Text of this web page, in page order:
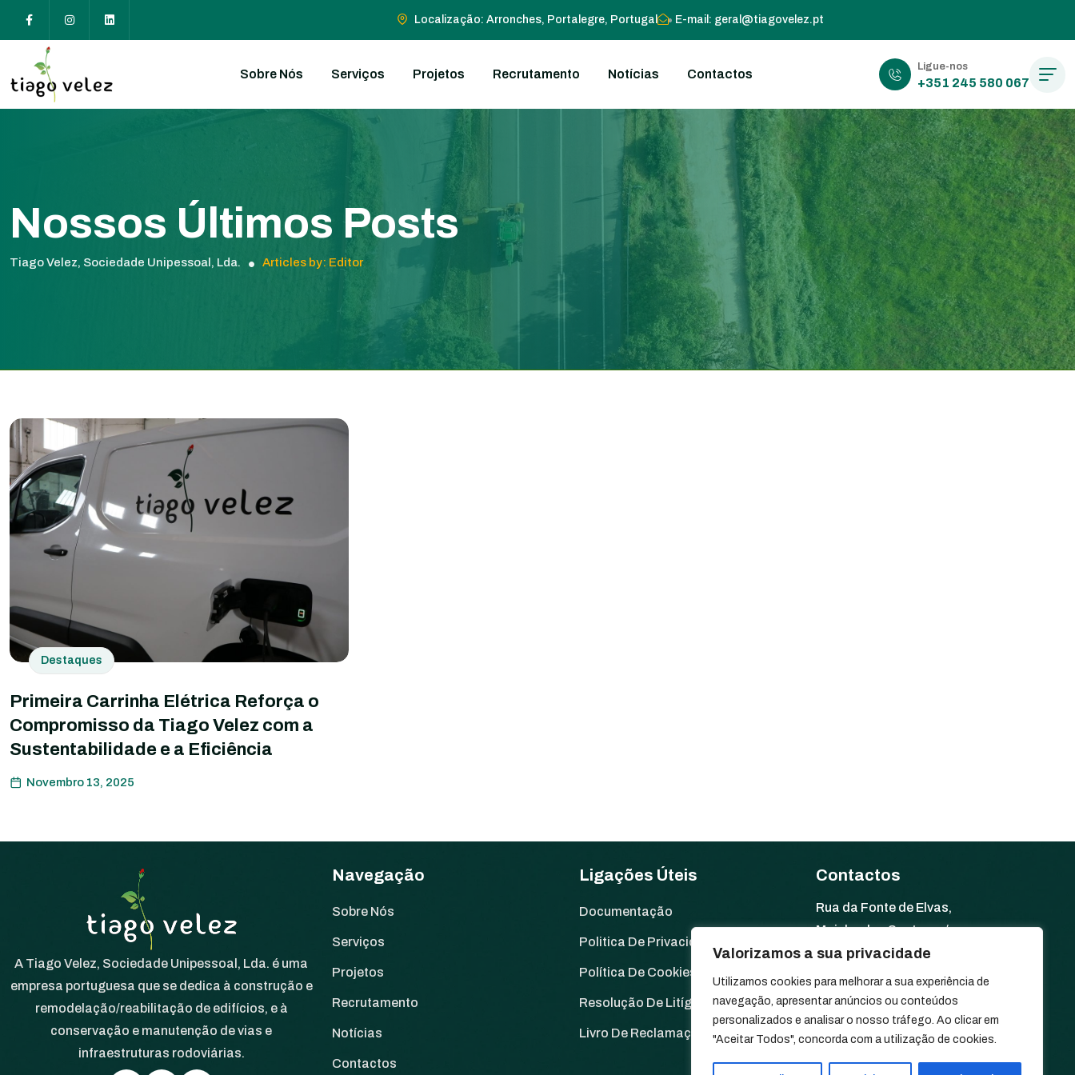
Valorizamos a sua privacidade
Utilizamos cookies para melhorar a sua experiência de
navegação, apresentar anúncios ou conteúdos
personalizados e analisar o nosso tráfego. Ao clicar em
"Aceitar Todos", concorda com a utilização de cookies.
Localização: Arronches, Portalegre, Portugal E-mail: geral@tiagovelez.pt
Sobre Nós Serviços Projetos Recrutamento Notícias Contactos
Ligue-nos
+351 245 580 067
Nossos Últimos Posts
Tiago Velez, Sociedade Unipessoal, Lda. Articles by: Editor
Destaques
Primeira Carrinha Elétrica Reforça o
Compromisso da Tiago Velez com a
Sustentabilidade e a Eficiência
Novembro 13, 2025
A Tiago Velez, Sociedade Unipessoal, Lda. é uma
empresa portuguesa que se dedica à construção e
remodelação/reabilitação de edifícios, e à
conservação e manutenção de vias e
infraestruturas rodoviárias.
Navegação
Sobre Nós
Serviços
Projetos
Recrutamento
Notícias
Contactos
Ligações Úteis
Documentação
Politica De Privacidade
Política De Cookies
Resolução De Litígios
Livro De Reclamações
Contactos
Rua da Fonte de Elvas,
Moinho dos Santos, s/n
7340-034 Arronches, Portugal
+351 245 580 067
geral@tiagovelez.pt